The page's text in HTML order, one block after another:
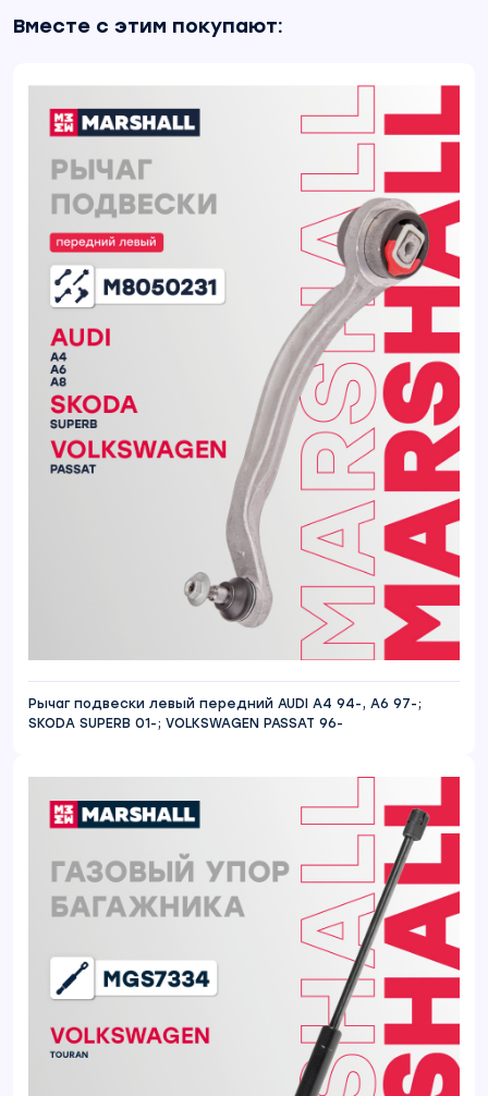
Вместе с этим покупают:
Рычаг подвески левый передний AUDI A4 94-, A6 97-;
SKODA SUPERB 01-; VOLKSWAGEN PASSAT 96-